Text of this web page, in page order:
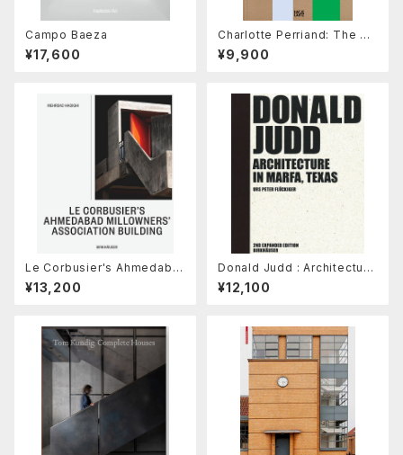
Campo Baeza
¥17,600
Charlotte Perriand: The Art
of Dwelling
¥9,900
Le Corbusier's Ahmedaba
d Millowners' Association
Building : Between The Be
¥13,200
Donald Judd : Architecture
in Marfa, Texas
¥12,100